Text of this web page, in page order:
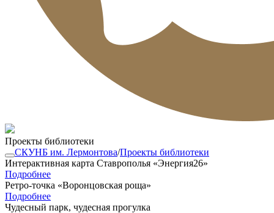
Проекты библиотеки
СКУНБ им. Лермонтова/Проекты библиотеки
Интерактивная карта Ставрополья «Энергия26»
Подробнее
Ретро-точка «Воронцовская роща»
Подробнее
Чудесный парк, чудесная прогулка